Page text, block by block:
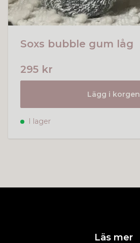
Soxs bubble gum låg
295 kr
Lägg i korgen
I lager
Läs mer